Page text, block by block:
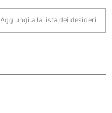
Aggiungi alla lista dei desideri